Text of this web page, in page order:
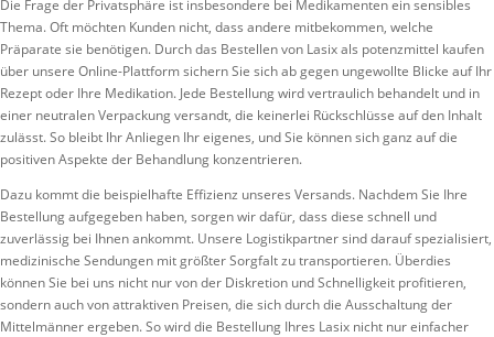
Die Frage der Privatsphäre ist insbesondere bei Medikamenten ein sensibles
Thema. Oft möchten Kunden nicht, dass andere mitbekommen, welche
Präparate sie benötigen. Durch das Bestellen von Lasix als potenzmittel kaufen
über unsere Online-Plattform sichern Sie sich ab gegen ungewollte Blicke auf Ihr
Rezept oder Ihre Medikation. Jede Bestellung wird vertraulich behandelt und in
einer neutralen Verpackung versandt, die keinerlei Rückschlüsse auf den Inhalt
zulässt. So bleibt Ihr Anliegen Ihr eigenes, und Sie können sich ganz auf die
positiven Aspekte der Behandlung konzentrieren.
Dazu kommt die beispielhafte Effizienz unseres Versands. Nachdem Sie Ihre
Bestellung aufgegeben haben, sorgen wir dafür, dass diese schnell und
zuverlässig bei Ihnen ankommt. Unsere Logistikpartner sind darauf spezialisiert,
medizinische Sendungen mit größter Sorgfalt zu transportieren. Überdies
können Sie bei uns nicht nur von der Diskretion und Schnelligkeit profitieren,
sondern auch von attraktiven Preisen, die sich durch die Ausschaltung der
Mittelmänner ergeben. So wird die Bestellung Ihres Lasix nicht nur einfacher